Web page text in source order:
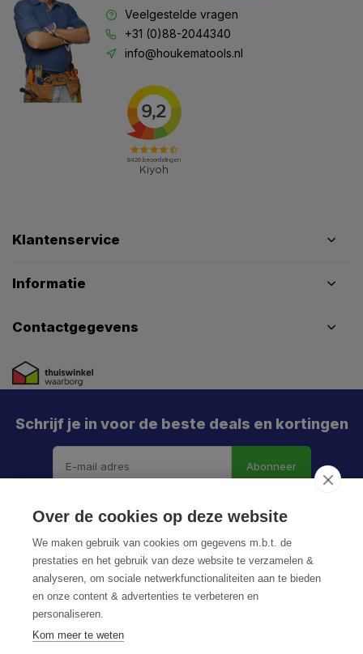
Veelgestelde vragen
+31 (0)88-2044340
info@houkematools.nl
Klantenservice
Informatie
Contactgegevens
Schrijf je in voor de beste deals en kortingen
Abonneer
Privacy Policy
Over de cookies op deze website
We maken gebruik van cookies om gegevens m.b.t. de
prestaties en het gebruik van deze website te verzamelen &
analyseren, om sociale netwerkfunctionaliteiten aan te bieden
en onze content & advertenties te verbeteren en
personaliseren.
Kom meer te weten